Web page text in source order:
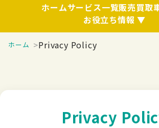
ホームサービス一覧販売買取
お役立ち情報
ホーム Privacy Policy
Privacy